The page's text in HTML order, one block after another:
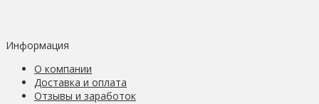
Информация
О компании
Доставка и оплата
Отзывы и заработок